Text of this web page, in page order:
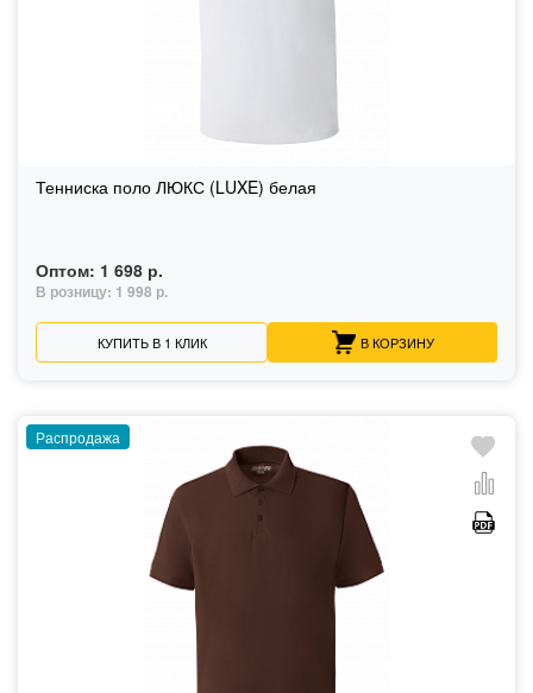
Тенниска поло ЛЮКС (LUXE) белая
Оптом: 1 698 р.
В розницу: 1 998 р.
КУПИТЬ В 1 КЛИК В КОРЗИНУ
Распродажа